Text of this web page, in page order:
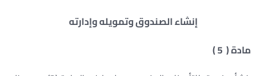
إنشاء الصندوق وتمويله وإدارته
مادة ( 5
(